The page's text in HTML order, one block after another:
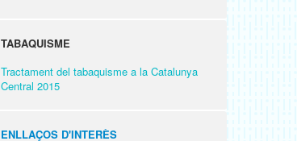
TABAQUISME
Tractament del tabaquisme a la Catalunya
Central 2015
ENLLAÇOS D'INTERÈS